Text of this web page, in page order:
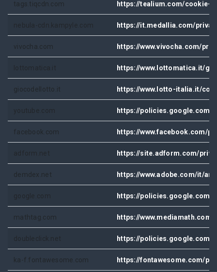
tags.tiqcdn.com https://tealium.com/cookie-
nebula-cdn.kampyle.com https://it.medallia.com/
vivocha.com https://www.vivocha.com/
lottomatica.it https://www.lottomatica.it/
giocodellotto.it https://www.lotto-italia.it/
youtube.com https://policies.google.com/
facebook.com https://www.facebook.com/
adform.net https://site.adform.com/
demdex.net https://www.adobe.com/it/
google.com https://policies.google.com/
mathtag.com https://
doubleclick.net https://policies.google.com/
ka-f.fontawesome.com https://fontawesome.com/